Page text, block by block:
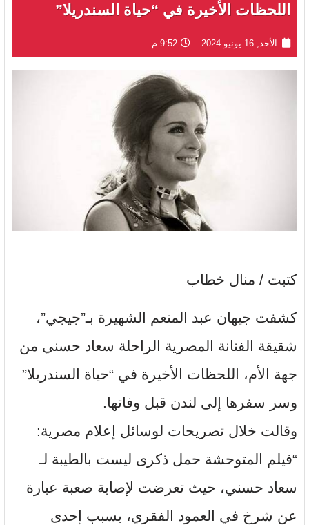
اللحظات الأخيرة في “حياة السندريلا”
الأحد, 16 يونيو 2024 9:52 م
كتبت / منال خطاب
كشفت جيهان عبد المنعم الشهيرة بـ”جيجي”،
شقيقة الفنانة المصرية الراحلة سعاد حسني من
جهة الأم، اللحظات الأخيرة في “حياة السندريلا”
وسر سفرها إلى لندن قبل وفاتها.
وقالت خلال تصريحات لوسائل إعلام مصرية:
“فيلم المتوحشة حمل ذكرى ليست بالطيبة لـ
سعاد حسني، حيث تعرضت لإصابة صعبة عبارة
عن شرخ في العمود الفقري، بسبب إحدى